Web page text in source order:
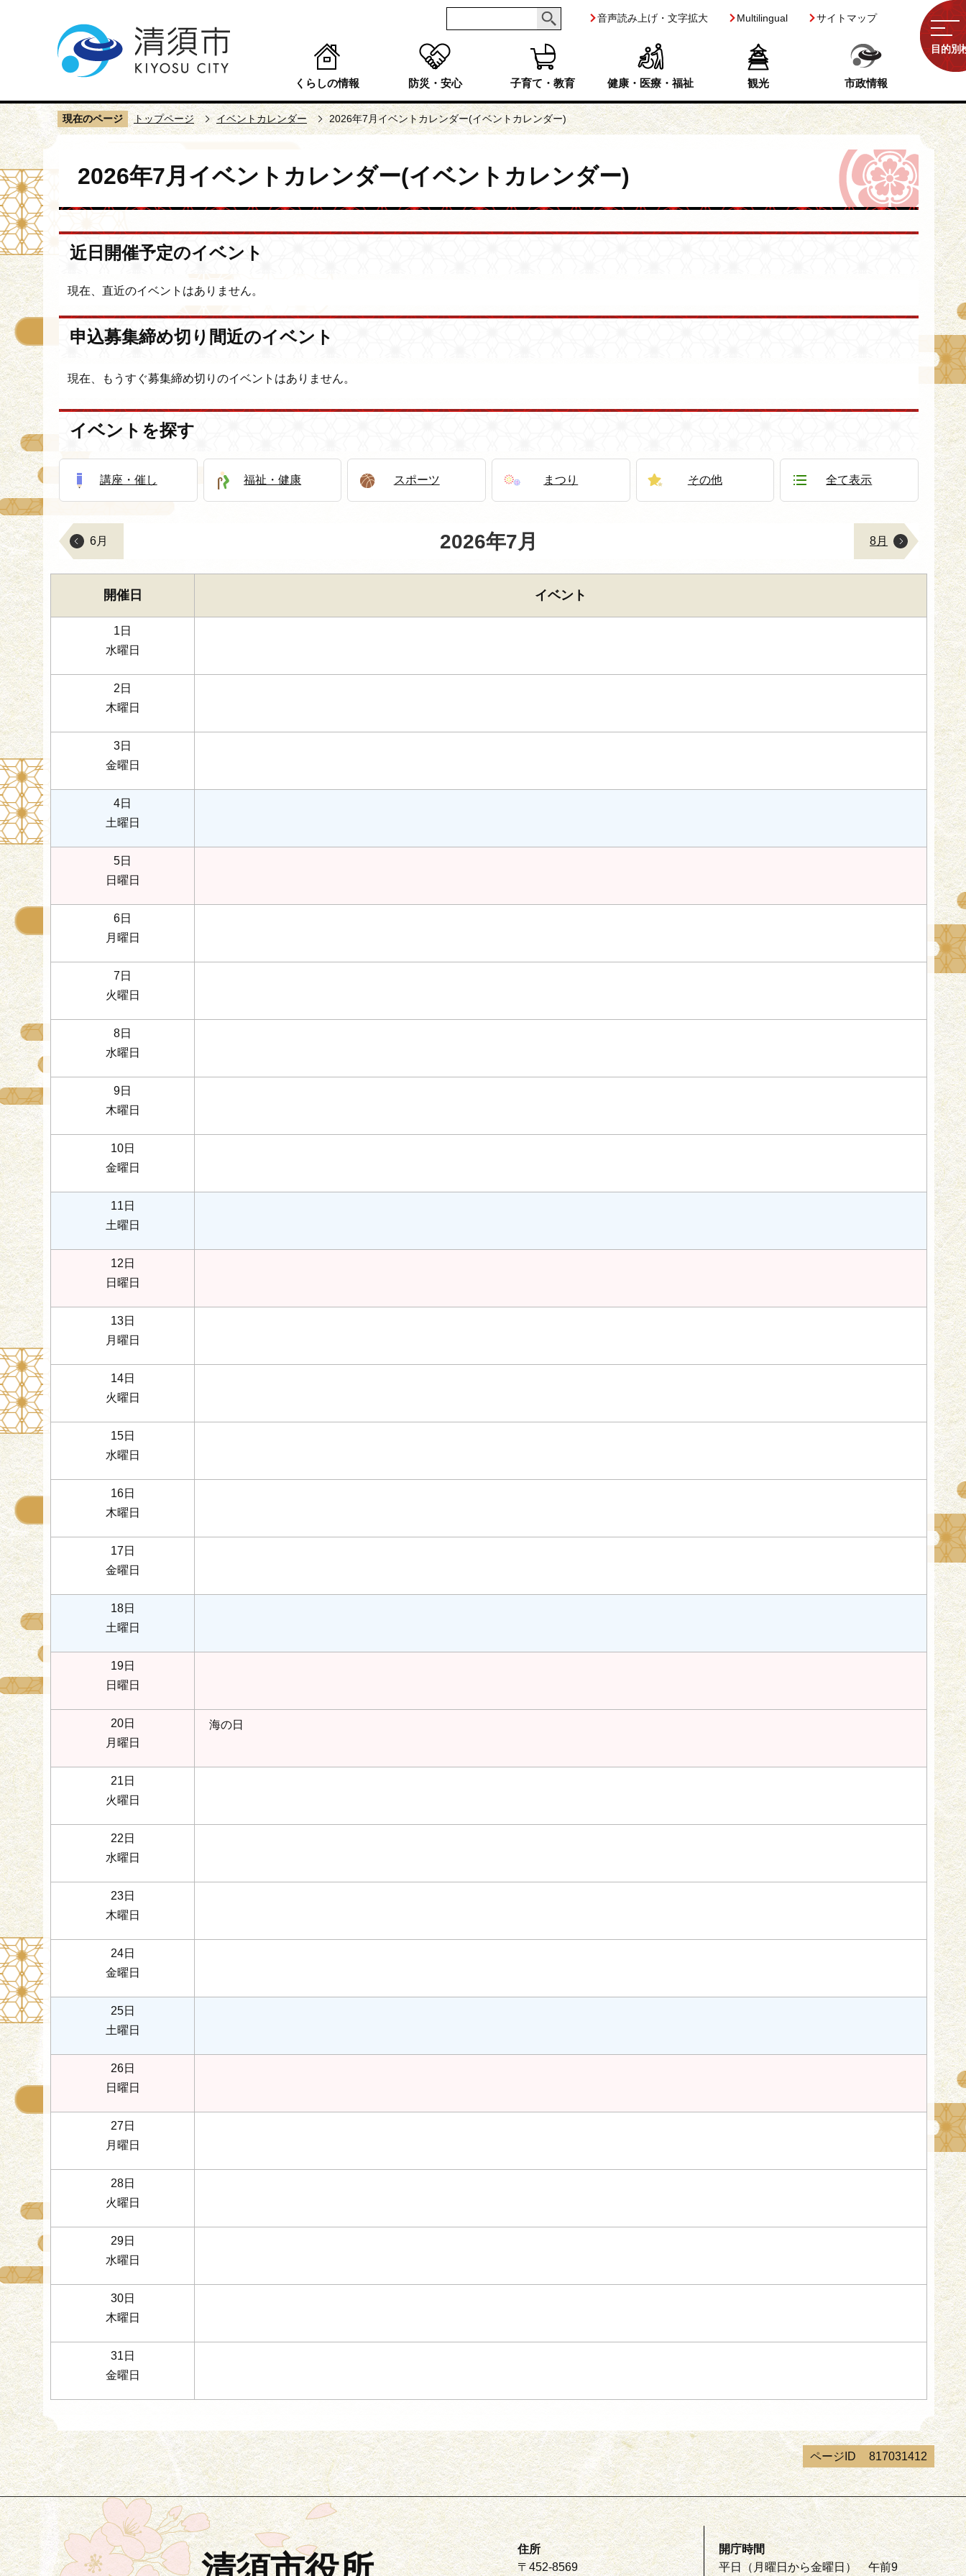
の
先
頭
で
す
音声読み上げ・文字拡大 Multilingual サイトマップ
くらしの情報 防災・安心 子育て・教育 健康・医療・福祉 観光 市政情報
目的別
現在のページ トップページ イベントカレンダー 2026年7月イベントカレンダー(イベントカレンダー)
2026年7月イベントカレンダー(イベントカレンダー)
近日開催予定のイベント
現在、直近のイベントはありません。
申込募集締め切り間近のイベント
現在、もうすぐ募集締め切りのイベントはありません。
イベントを探す
講座・催し 福祉・健康 スポーツ まつり その他 全て表示
2026年7月
6月 8月
開催日 イベント
1日
水曜日
2日
木曜日
3日
金曜日
4日
土曜日
5日
日曜日
6日
月曜日
7日
火曜日
8日
水曜日
9日
木曜日
10日
金曜日
11日
土曜日
12日
日曜日
13日
月曜日
14日
火曜日
15日
水曜日
16日
木曜日
17日
金曜日
18日
土曜日
19日
日曜日
20日
月曜日
海の日
21日
火曜日
22日
水曜日
23日
木曜日
24日
金曜日
25日
土曜日
26日
日曜日
27日
月曜日
28日
火曜日
29日
水曜日
30日
木曜日
31日
金曜日
ページID 817031412
住所
〒452-8569
開庁時間
平日（月曜日から金曜日） 午前9